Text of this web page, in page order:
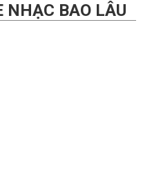
NHẠC BAO LÂU